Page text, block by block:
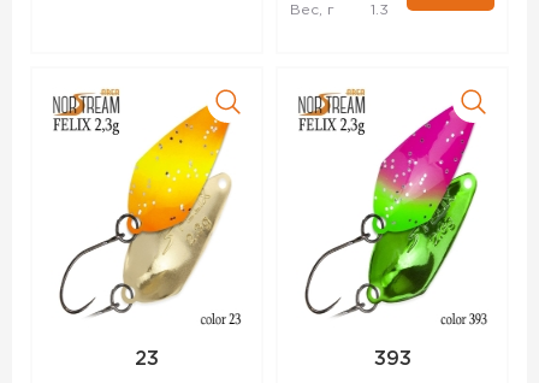
Вес, г 1.3
23 393